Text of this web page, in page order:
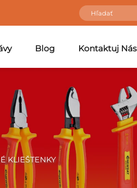
Blog Kontaktuj Nás
KLIEŠTENKY